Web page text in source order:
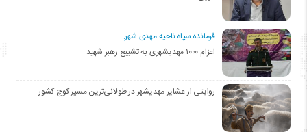
فرمانده سپاه ناحیه مهدی شهر:
اعزام ۱۰۰۰ مهدیشهری به تشییع رهبر شهید
روایتی از عشایر مهدیشهر در طولانی‌ترین مسیر کوچ کشور